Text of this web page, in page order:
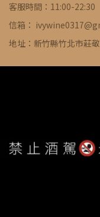
客服時間：11:00-22:30
信箱：
地址：新竹縣竹北市莊